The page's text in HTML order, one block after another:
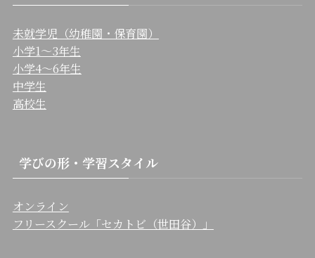
未就学児（幼稚園・保育園）
小学1〜3年生
小学4〜6年生
中学生
高校生
学びの形・学習スタイル
オンライン
フリースクール「セカトビ（世田谷）」